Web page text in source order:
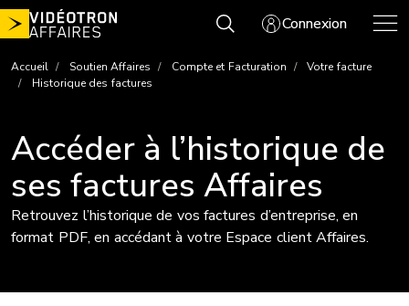
Aller
au
Connexion
Accueil Soutien Affaires Compte et Facturation
Votre facture
Historique des factures
Accéder à l’historique de
ses factures Affaires
Retrouvez l’historique de vos factures d’entreprise, en
format PDF, en accédant à votre Espace client Affaires.